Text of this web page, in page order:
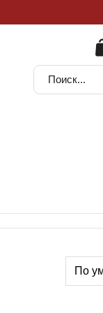
Поиск ...